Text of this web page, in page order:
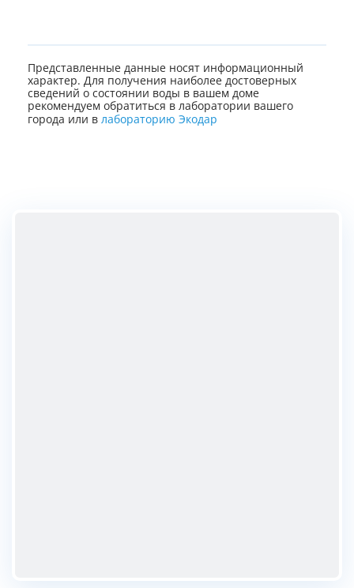
Представленные данные носят информационный
характер. Для получения наиболее достоверных
сведений о состоянии воды в вашем доме
рекомендуем обратиться в лаборатории вашего
города или в лабораторию Экодар